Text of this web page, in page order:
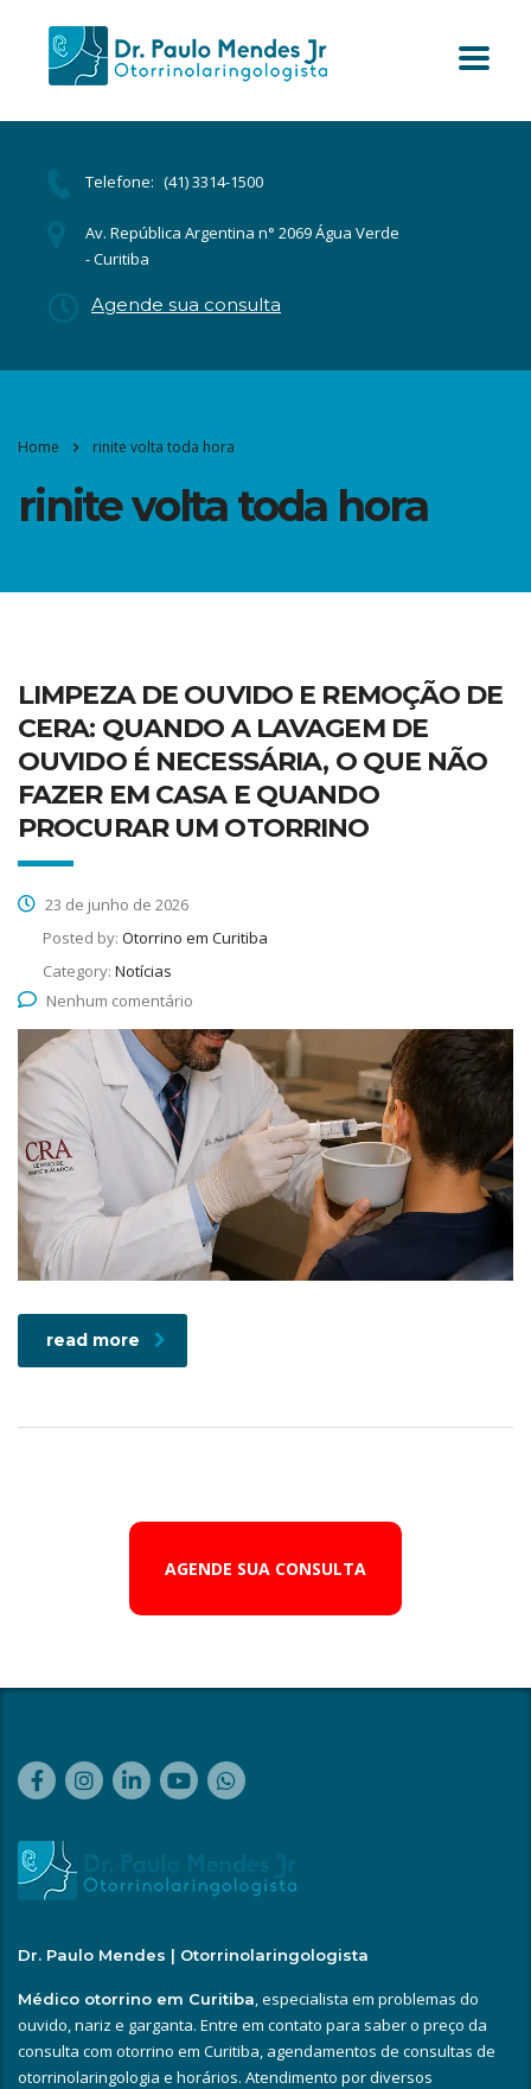
Telefone: (41) 3314-1500
Av. República Argentina n° 2069 Água Verde
- Curitiba
Agende sua consulta
Home rinite volta toda hora
rinite volta toda hora
LIMPEZA DE OUVIDO E REMOÇÃO DE
CERA: QUANDO A LAVAGEM DE
OUVIDO É NECESSÁRIA, O QUE NÃO
FAZER EM CASA E QUANDO
PROCURAR UM OTORRINO
23 de junho de 2026
Posted by: Otorrino em Curitiba
Category: Notícias
Nenhum comentário
read more
AGENDE SUA CONSULTA
Dr. Paulo Mendes | Otorrinolaringologista
Médico otorrino em Curitiba, especialista em problemas do
ouvido, nariz e garganta. Entre em contato para saber o preço da
consulta com otorrino em Curitiba, agendamentos de consultas de
otorrinolaringologia e horários. Atendimento por diversos